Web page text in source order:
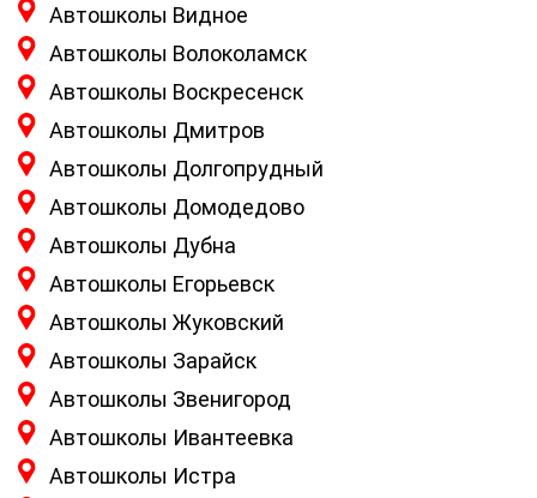
Автошколы Видное
Автошколы Волоколамск
Автошколы Воскресенск
Автошколы Дмитров
Автошколы Долгопрудный
Автошколы Домодедово
Автошколы Дубна
Автошколы Егорьевск
Автошколы Жуковский
Автошколы Зарайск
Автошколы Звенигород
Автошколы Ивантеевка
Автошколы Истра